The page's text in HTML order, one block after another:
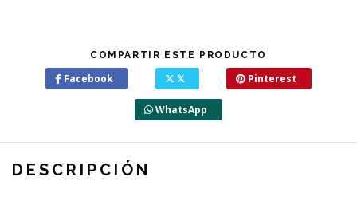
COMPARTIR ESTE PRODUCTO
Facebook 𝕏 Pinterest
WhatsApp
DESCRIPCIÓN